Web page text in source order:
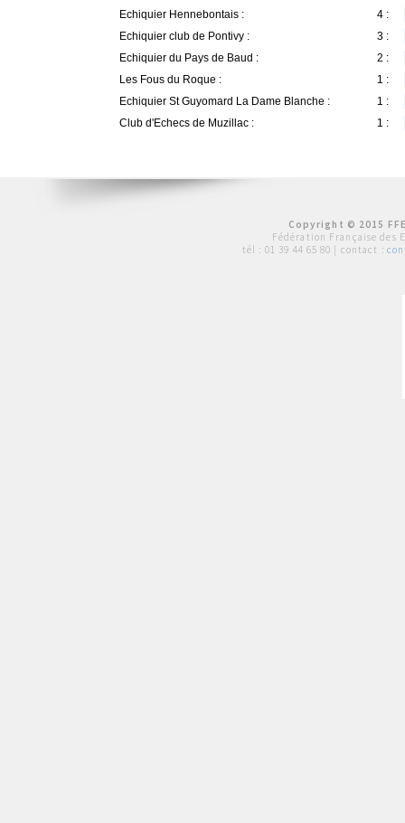
Echiquier Hennebontais :
4 :
Echiquier club de Pontivy :
3 :
Echiquier du Pays de Baud :
2 :
Les Fous du Roque :
1 :
Echiquier St Guyomard La Dame Blanche :
1 :
Club d'Echecs de Muzillac :
1 :
Copyright © 2015
Fédération Française des
tél : 01 39 44 65 80 | contact :